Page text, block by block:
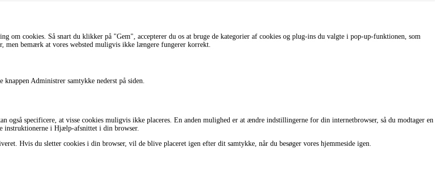
om cookies. Så snart du klikker på "Gem", accepterer du os at bruge de kategorier af cookies og plug-ins du valgte i pop-up-funktionen, som
men bemærk at vores websted muligvis ikke længere fungerer korrekt.
Administrer samtykke nederst på siden.
også specificere, at visse cookies muligvis ikke placeres. En anden mulighed er at ændre indstillingerne for din internetbrowser, så du modtager en
instruktionerne i Hjælp-afsnittet i din browser.
Hvis du sletter cookies i din browser, vil de blive placeret igen efter dit samtykke, når du besøger vores hjemmeside igen.